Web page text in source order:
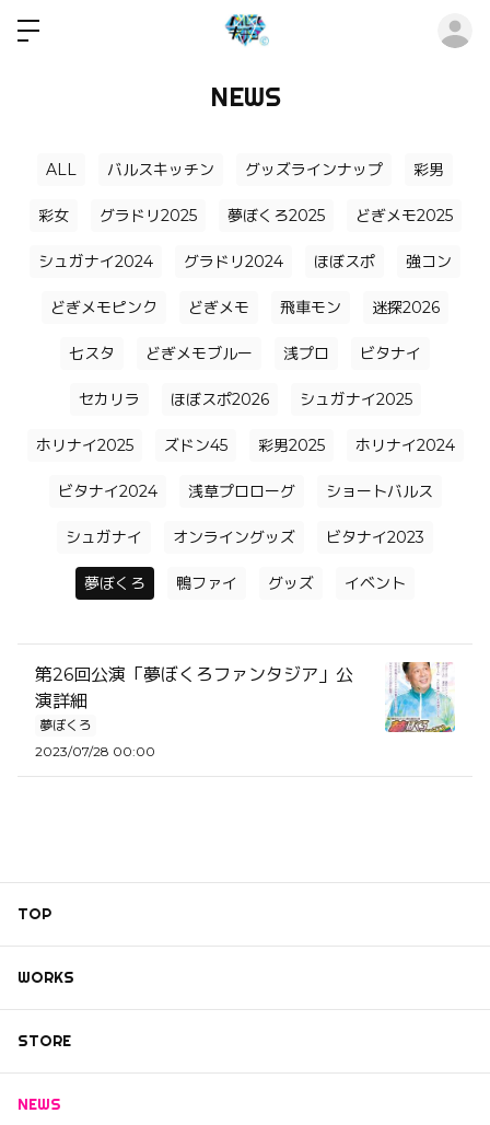
NEWS
ALL バルスキッチン グッズラインナップ 彩男
彩女 グラドリ2025 夢ぼくろ2025 どぎメモ2025
シュガナイ2024 グラドリ2024 ほぼスポ 強コン
どぎメモピンク どぎメモ 飛車モン 迷探2026
七スタ どぎメモブルー 浅プロ ビタナイ
セカリラ ほぼスポ2026 シュガナイ2025
ホリナイ2025 ズドン45 彩男2025 ホリナイ2024
ビタナイ2024 浅草プロローグ ショートバルス
シュガナイ オンライングッズ ビタナイ2023
夢ぼくろ 鴨ファイ グッズ イベント
第26回公演「夢ぼくろファンタジア」公
演詳細
夢ぼくろ
2023/07/28 00:00
TOP
WORKS
STORE
NEWS